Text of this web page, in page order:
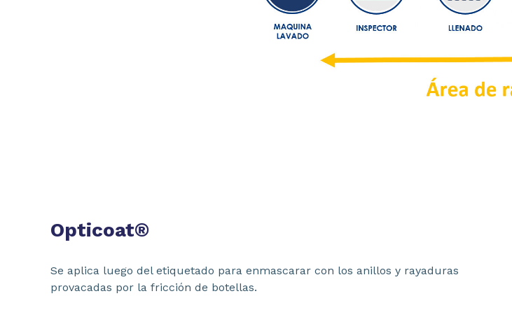
Opticoat®
Se aplica luego del etiquetado para enmascarar con los anillos y rayaduras
provacadas por la fricción de botellas.